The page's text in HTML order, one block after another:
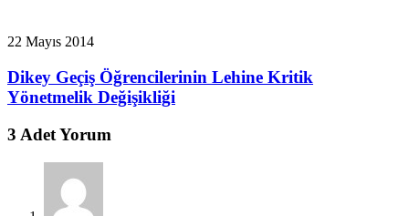
22 Mayıs 2014
Dikey Geçiş Öğrencilerinin Lehine Kritik
Yönetmelik Değişikliği
3 Adet Yorum